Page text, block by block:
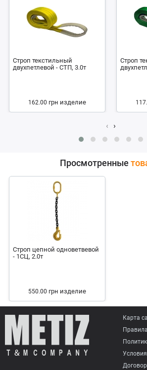
Строп текстильный
двухпетлевой - СТП, 3.0т
162.00 грн изделие
Строп
‹ ›
Просмотренные
Строп цепной одноветвевой
- 1СЦ, 2.0т
550.00 грн изделие
Карта